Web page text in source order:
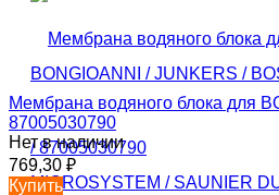
Мембрана водяного блока для
87005030790
Нет в наличии
769,30 ₽
Купить